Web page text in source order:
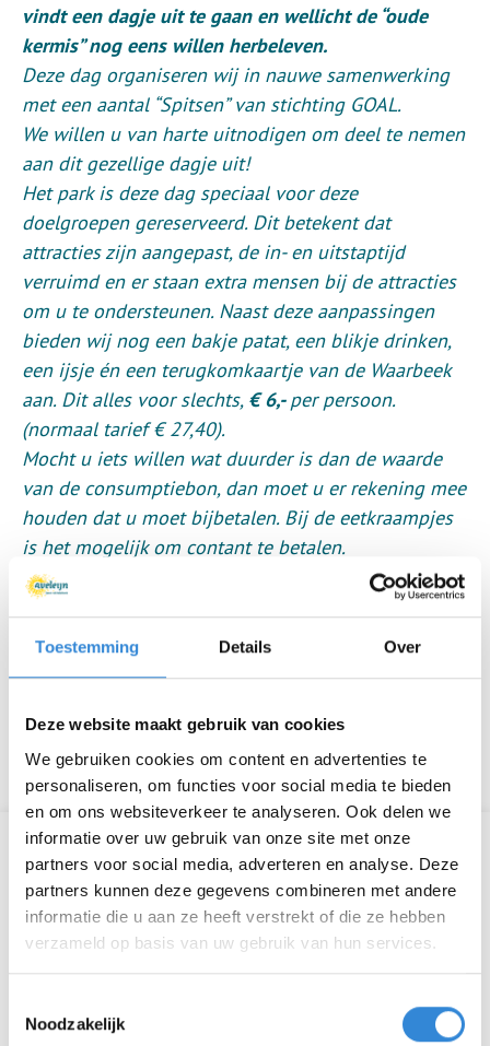
Toestemming Details Over
Deze website maakt gebruik van cookies
We gebruiken cookies om content en advertenties te
personaliseren, om functies voor social media te bieden
en om ons websiteverkeer te analyseren. Ook delen we
informatie over uw gebruik van onze site met onze
partners voor social media, adverteren en analyse. Deze
partners kunnen deze gegevens combineren met andere
informatie die u aan ze heeft verstrekt of die ze hebben
verzameld op basis van uw gebruik van hun services.
Noodzakelijk
Informatie
Datum
vr 17 mei
10:00 - 15:30
vindt een dagje uit te gaan en wellicht de “oude
kermis” nog eens willen herbeleven.
Deze dag organiseren wij in nauwe samenwerking
met een aantal “Spitsen” van stichting GOAL.
We willen u van harte uitnodigen om deel te nemen
aan dit gezellige dagje uit!
Het park is deze dag speciaal voor deze
doelgroepen gereserveerd. Dit betekent dat
attracties zijn aangepast, de in- en uitstaptijd
verruimd en er staan extra mensen bij de attracties
om u te ondersteunen. Naast deze aanpassingen
bieden wij nog een bakje patat, een blikje drinken,
een ijsje én een terugkomkaartje van de Waarbeek
aan. Dit alles voor slechts, € 6,-per persoon.
(normaal tarief € 27,40).
Mocht u iets willen wat duurder is dan de waarde
van de consumptiebon, dan moet u er rekening mee
houden dat u moet bijbetalen. Bij de eetkraampjes
is het mogelijk om contant te betalen.
Let op:
Graag aanmelden via onze site, hieronder.
Wij (Aveleijn) staan bij de ingang van de Waarbeek
aangemeld kan dan daar zijn of haar bestelde
kaartje betalen en afhalen.